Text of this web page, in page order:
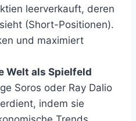
leerverkauft, deren
(Short-Positionen).
und maximiert
Welt als Spielfeld
Soros oder Ray Dalio
indem sie